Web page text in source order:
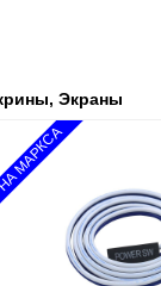
Экраны
МАРКСА